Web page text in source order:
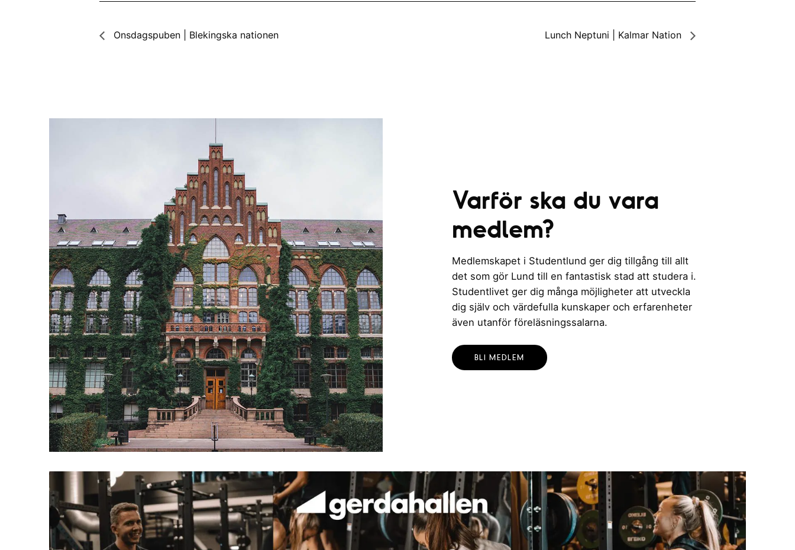
Onsdagspuben | Blekingska nationen Lunch Neptuni | Kalmar Nation
Varför ska du vara
medlem?
Medlemskapet i Studentlund ger dig tillgång till allt
det som gör Lund till en fantastisk stad att studera i.
Studentlivet ger dig många möjligheter att utveckla
dig själv och värdefulla kunskaper och erfarenheter
även utanför föreläsningssalarna.
BLI MEDLEM